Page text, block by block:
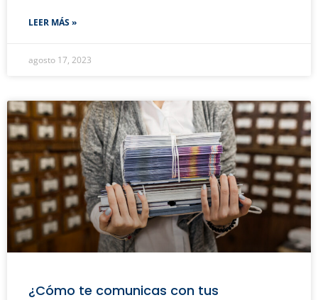
LEER MÁS »
agosto 17, 2023
¿Cómo te comunicas con tus